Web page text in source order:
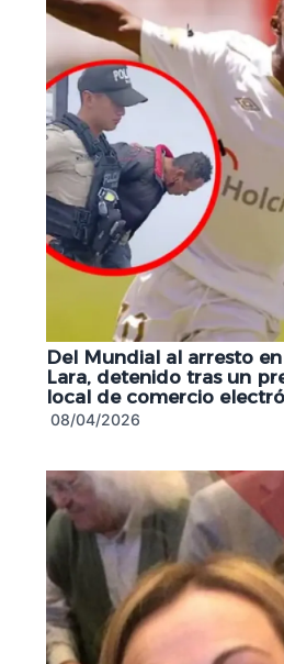
Del Mundial al arresto
Lara, detenido tras un
local de comercio
08/04/2026